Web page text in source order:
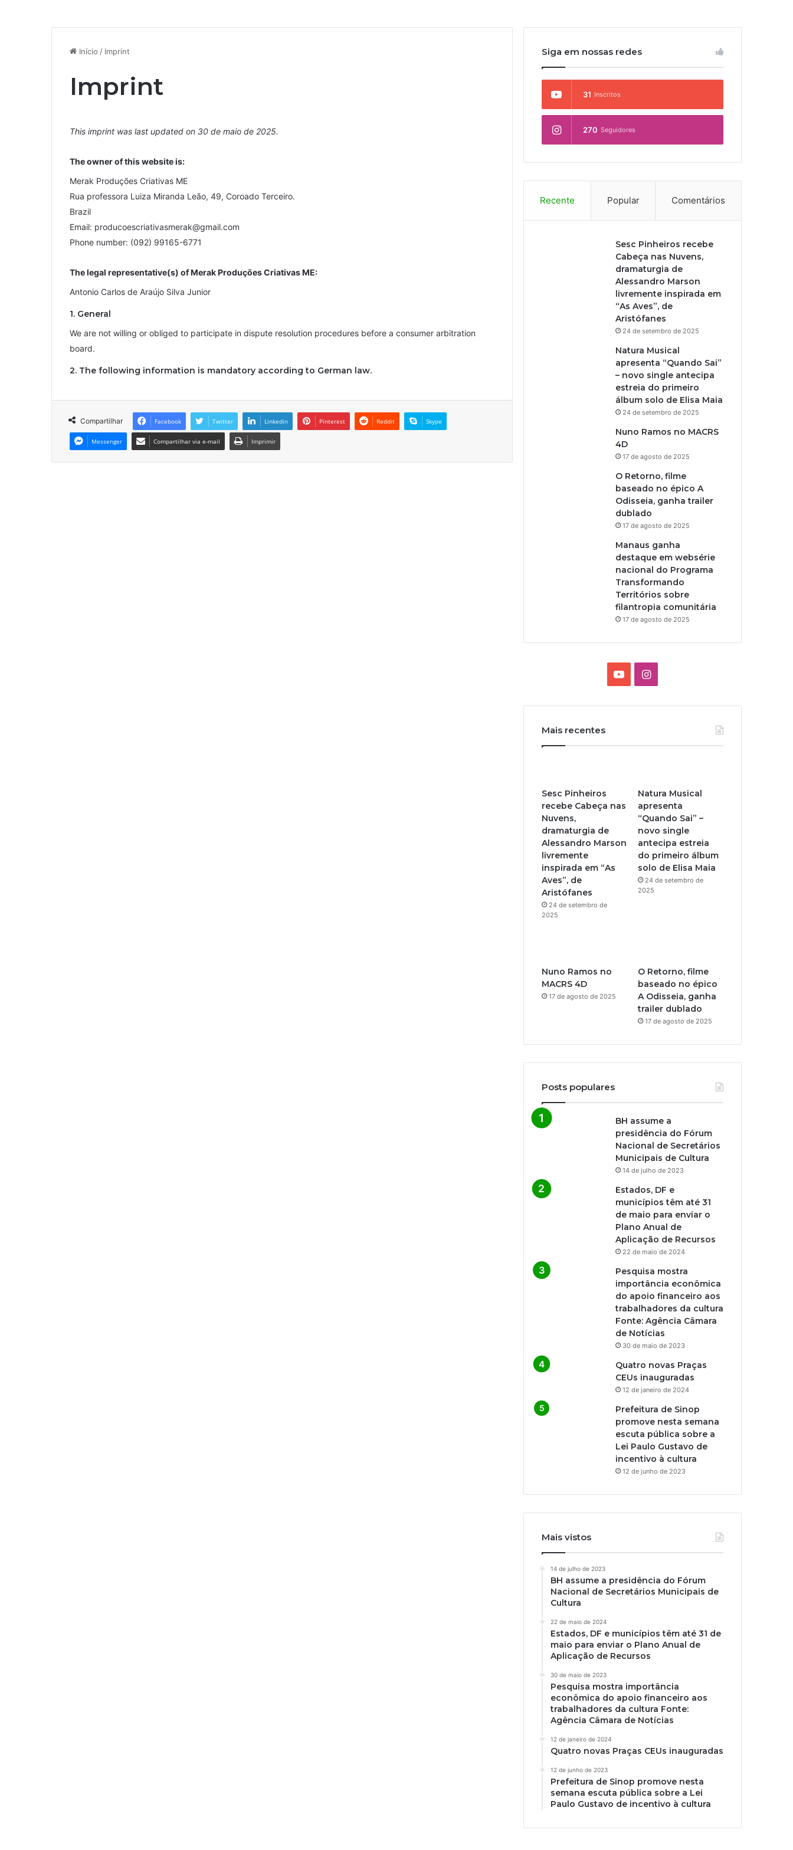
Início / Imprint
Imprint
This imprint was last updated on 30 de maio de 2025.
The owner of this website is:
Merak Produções Criativas ME
Rua professora Luiza Miranda Leão, 49, Coroado Terceiro.
Brazil
Email: moc.liamg@karemsavitaircseocudorp
Phone number: (092) 99165-6771
The legal representative(s) of Merak Produções Criativas ME:
Antonio Carlos de Araújo Silva Junior
1. General
We are not willing or obliged to participate in dispute resolution procedures before a consumer arbitration
board.
2. The following information is mandatory according to German law.
Compartilhar Facebook Twitter Linkedin Pinterest Reddit Skype
Messenger Compartilhar via e-mail Imprimir
Siga em nossas redes
31 Inscritos
270 Seguidores
Recente Popular Comentários
Sesc Pinheiros recebe
Cabeça nas Nuvens,
dramaturgia de
Alessandro Marson
livremente inspirada em
“As Aves”, de
Aristófanes
24 de setembro de 2025
Natura Musical
apresenta “Quando Sai”
– novo single antecipa
estreia do primeiro
álbum solo de Elisa Maia
24 de setembro de 2025
Nuno Ramos no MACRS
4D
17 de agosto de 2025
O Retorno, filme
baseado no épico A
Odisseia, ganha trailer
dublado
17 de agosto de 2025
Manaus ganha
destaque em websérie
nacional do Programa
Transformando
Territórios sobre
filantropia comunitária
17 de agosto de 2025
YouTubeInstagram
Mais recentes
Sesc Pinheiros
recebe Cabeça nas
Nuvens,
dramaturgia de
Alessandro Marson
livremente
inspirada em “As
Aves”, de
Aristófanes
24 de setembro de
2025
Natura Musical
apresenta
“Quando Sai” –
novo single
antecipa estreia
do primeiro álbum
solo de Elisa Maia
24 de setembro de
2025
Nuno Ramos no
MACRS 4D
17 de agosto de 2025
O Retorno, filme
baseado no épico
A Odisseia, ganha
trailer dublado
17 de agosto de 2025
Posts populares
BH assume a
presidência do Fórum
Nacional de Secretários
Municipais de Cultura
14 de julho de 2023
Estados, DF e
municípios têm até 31
de maio para enviar o
Plano Anual de
Aplicação de Recursos
22 de maio de 2024
Pesquisa mostra
importância econômica
do apoio financeiro aos
trabalhadores da cultura
Fonte: Agência Câmara
de Notícias
30 de maio de 2023
Quatro novas Praças
CEUs inauguradas
12 de janeiro de 2024
Prefeitura de Sinop
promove nesta semana
escuta pública sobre a
Lei Paulo Gustavo de
incentivo à cultura
12 de junho de 2023
Mais vistos
14 de julho de 2023
BH assume a presidência do Fórum
Nacional de Secretários Municipais de
Cultura
22 de maio de 2024
Estados, DF e municípios têm até 31 de
maio para enviar o Plano Anual de
Aplicação de Recursos
30 de maio de 2023
Pesquisa mostra importância
econômica do apoio financeiro aos
trabalhadores da cultura Fonte:
Agência Câmara de Notícias
12 de janeiro de 2024
Quatro novas Praças CEUs inauguradas
12 de junho de 2023
Prefeitura de Sinop promove nesta
semana escuta pública sobre a Lei
Paulo Gustavo de incentivo à cultura